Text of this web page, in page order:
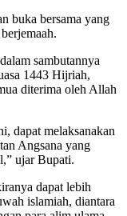
buka bersama yang
sambutannya
1443 Hijriah,
diterima oleh Allah
dapat melaksanakan
Angsana yang
ujar Bupati.
dapat lebih
islamiah, diantara